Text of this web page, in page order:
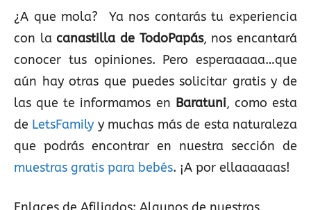
¿A que mola? Ya nos contarás tu experiencia
con lacanastilla de TodoPapás, nos encantará
conocer tus opiniones. Pero esperaaaaa…que
aún hay otras que puedes solicitar gratis y de
las que te informamos en Baratuni, como esta
de LetsFamily y muchas más de esta naturaleza
que podrás encontrar en nuestra sección de
muestras gratis para bebés. ¡A por ellaaaaaas!